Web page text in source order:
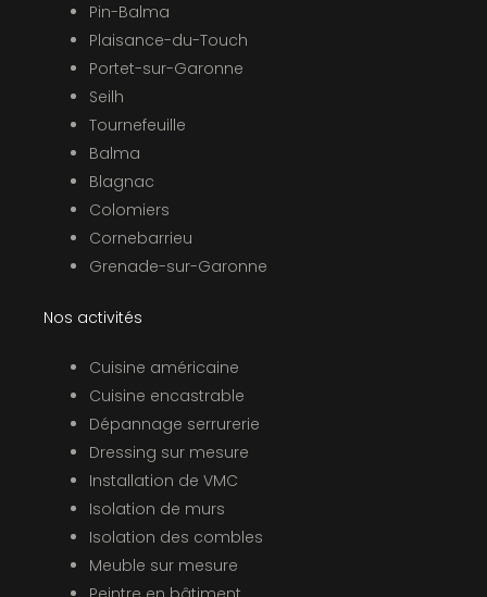
Pin-Balma
Plaisance-du-Touch
Portet-sur-Garonne
Seilh
Tournefeuille
Balma
Blagnac
Colomiers
Cornebarrieu
Grenade-sur-Garonne
Nos activités
Cuisine américaine
Cuisine encastrable
Dépannage serrurerie
Dressing sur mesure
Installation de VMC
Isolation de murs
Isolation des combles
Meuble sur mesure